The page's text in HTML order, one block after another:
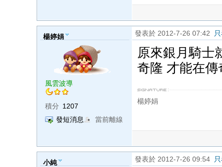
楊婷娟
風雲波導
積分 1207
發短消息
當前離線
發表於 2012-7-26 07:42
原來銀月騎士
奇隆 才能在
楊婷娟
小純 發表於 2012-7-26 09:54